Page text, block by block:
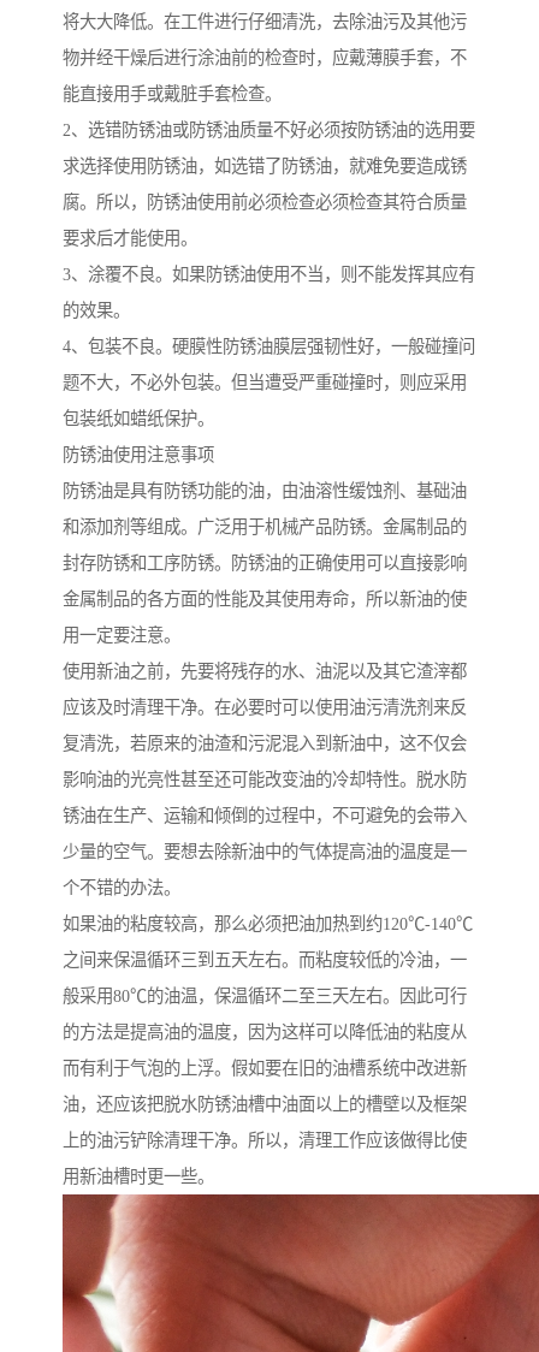
将大大降低。在工件进行仔细清洗，去除油污及其他污
物并经干燥后进行涂油前的检查时，应戴薄膜手套，不
能直接用手或戴脏手套检查。
2、选错防锈油或防锈油质量不好必须按防锈油的选用要
求选择使用防锈油，如选错了防锈油，就难免要造成锈
腐。所以，防锈油使用前必须检查必须检查其符合质量
要求后才能使用。
3、涂覆不良。如果防锈油使用不当，则不能发挥其应有
的效果。
4、包装不良。硬膜性防锈油膜层强韧性好，一般碰撞问
题不大，不必外包装。但当遭受严重碰撞时，则应采用
包装纸如蜡纸保护。
防锈油使用注意事项
防锈油是具有防锈功能的油，由油溶性缓蚀剂、基础油
和添加剂等组成。广泛用于机械产品防锈。金属制品的
封存防锈和工序防锈。防锈油的正确使用可以直接影响
金属制品的各方面的性能及其使用寿命，所以新油的使
用一定要注意。
使用新油之前，先要将残存的水、油泥以及其它渣滓都
应该及时清理干净。在必要时可以使用油污清洗剂来反
复清洗，若原来的油渣和污泥混入到新油中，这不仅会
影响油的光亮性甚至还可能改变油的冷却特性。脱水防
锈油在生产、运输和倾倒的过程中，不可避免的会带入
少量的空气。要想去除新油中的气体提高油的温度是一
个不错的办法。
如果油的粘度较高，那么必须把油加热到约120℃-140℃
之间来保温循环三到五天左右。而粘度较低的冷油，一
般采用80℃的油温，保温循环二至三天左右。因此可行
的方法是提高油的温度，因为这样可以降低油的粘度从
而有利于气泡的上浮。假如要在旧的油槽系统中改进新
油，还应该把脱水防锈油槽中油面以上的槽壁以及框架
上的油污铲除清理干净。所以，清理工作应该做得比使
用新油槽时更一些。